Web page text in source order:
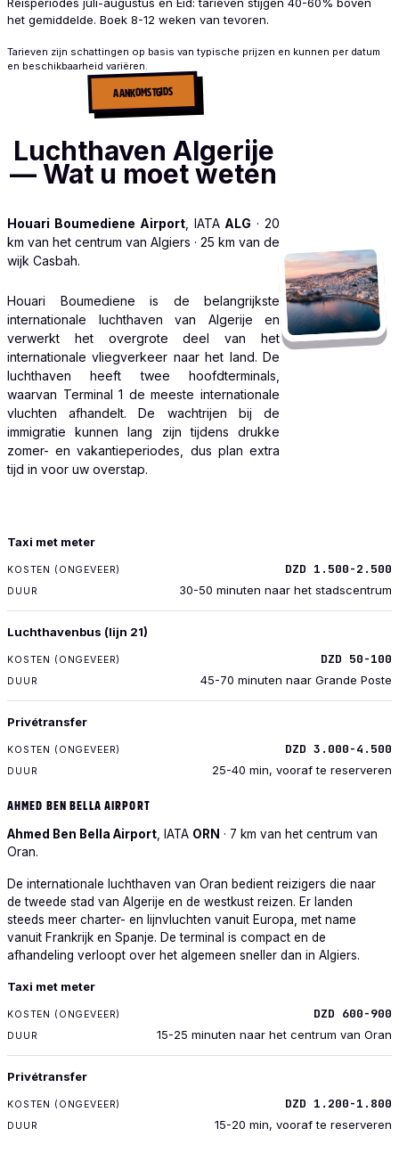
het gemiddelde. Boek 8-12 weken van tevoren.
Tarieven zijn schattingen op basis van typische prijzen en kunnen per datum
en beschikbaarheid variëren.
AANKOMSTGIDS
Luchthaven Algerije
— Wat u moet weten
Houari Boumediene Airport, IATA ALG · 20
km van het centrum van Algiers · 25 km van de
wijk Casbah.
Houari Boumediene is de belangrijkste
internationale luchthaven van Algerije en
verwerkt het overgrote deel van het
internationale vliegverkeer naar het land. De
luchthaven heeft twee hoofdterminals,
waarvan Terminal 1 de meeste internationale
vluchten afhandelt. De wachtrijen bij de
immigratie kunnen lang zijn tijdens drukke
zomer- en vakantieperiodes, dus plan extra
tijd in voor uw overstap.
VERVOER
Taxi met meter
DZD 1.500-2.500
30-50 minuten naar het stadscentrum
Luchthavenbus (lijn 21)
DZD 50-100
45-70 minuten naar Grande Poste
Privétransfer
DZD 3.000-4.500
25-40 min, vooraf te reserveren
AHMED BEN BELLA AIRPORT
Ahmed Ben Bella Airport , IATA ORN · 7 km van het centrum van
Oran.
De internationale luchthaven van Oran bedient reizigers die naar
de tweede stad van Algerije en de westkust reizen. Er landen
steeds meer charter- en lijnvluchten vanuit Europa, met name
vanuit Frankrijk en Spanje. De terminal is compact en de
afhandeling verloopt over het algemeen sneller dan in Algiers.
VERVOER
Taxi met meter
DZD 600-900
15-25 minuten naar het centrum van Oran
Privétransfer
DZD 1.200-1.800
15-20 min, vooraf te reserveren